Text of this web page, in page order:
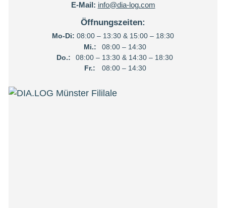
E-Mail: info@dia-log.com
Öffnungszeiten:
Mo-Di: 08:00 – 13:30 & 15:00 – 18:30
Mi.:
08:00 – 14:30
Do.:
08:00 – 13:30 & 14:30 – 18:30
Fr.:
08:00 – 14:30